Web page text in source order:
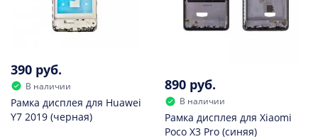
390 руб.
В наличии
Рамка дисплея для Huawei
Y7 2019 (черная)
890 руб.
В наличии
Рамка дисплея для Xiaomi
Poco X3 Pro (синяя)